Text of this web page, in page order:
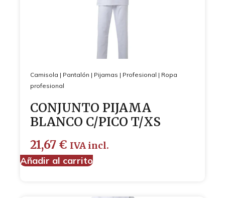
Camisola | Pantalón | Pijamas | Profesional | Ropa
profesional
CONJUNTO PIJAMA
BLANCO C/PICO T/XS
21,67 € IVA incl.
Añadir al carrito